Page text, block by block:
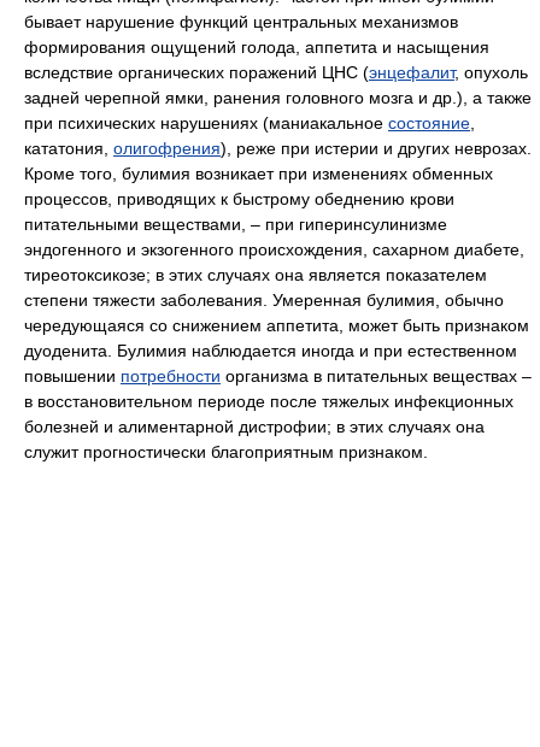
бывает нарушение функций центральных механизмов
формирования ощущений голода, аппетита и насыщения
вследствие органических поражений ЦНС (энцефалит, опухоль
задней черепной ямки, ранения головного мозга и др.), а также
при психических нарушениях (маниакальное состояние
кататония, олигофрения), реже при истерии и других неврозах.
Кроме того, булимия возникает при изменениях обменных
процессов, приводящих к быстрому обеднению крови
питательными веществами, – при гиперинсулинизме
эндогенного и экзогенного происхождения, сахарном диабете,
тиреотоксикозе; в этих случаях она является показателем
степени тяжести заболевания. Умеренная булимия, обычно
чередующаяся со снижением аппетита, может быть признаком
дуоденита. Булимия наблюдается иногда и при естественном
повышении потребности организма в питательных веществах –
в восстановительном периоде после тяжелых инфекционных
болезней и алиментарной дистрофии; в этих случаях она
служит прогностически благоприятным признаком.